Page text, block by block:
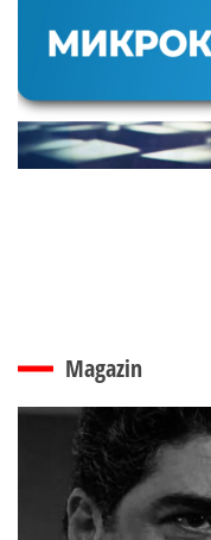
Magazin